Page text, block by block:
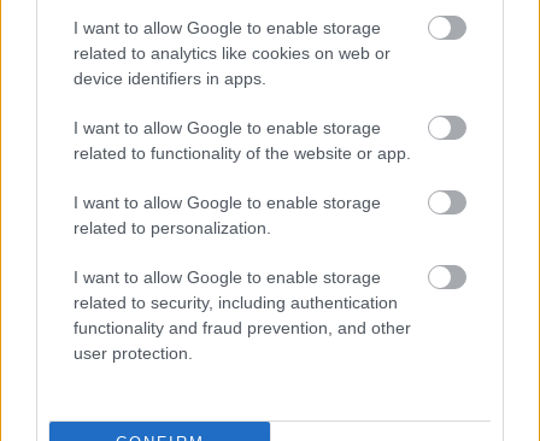
I want to allow Google to enable storage
related to analytics like cookies on web or
device identifiers in apps.
I want to allow Google to enable storage
related to functionality of the website or app.
I want to allow Google to enable storage
related to personalization.
I want to allow Google to enable storage
related to security, including authentication
functionality and fraud prevention, and other
user protection.
Adja meg keresztnevét:
Megismertem és elfogadom a
GDPR-szabályzat ot
legfrissebb információkkal és exkluzív tartalmakkal hétről hétre